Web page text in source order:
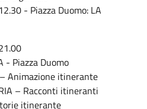
- Piazza Duomo: LA
- Piazza Duomo
– Animazione itinerante
– Racconti itineranti
itinerante